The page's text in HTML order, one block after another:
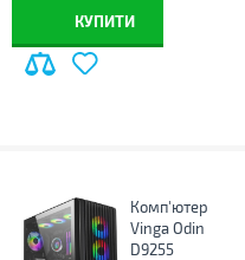
КУПИТИ
Комп'ютер
Vinga Odin
D9255